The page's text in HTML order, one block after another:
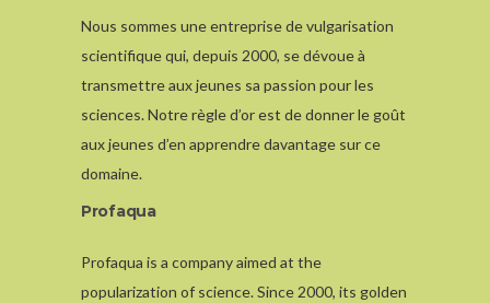
Nous sommes une entreprise de vulgarisation
scientifique qui, depuis 2000, se dévoue à
transmettre aux jeunes sa passion pour les
sciences. Notre règle d’or est de donner le goût
aux jeunes d’en apprendre davantage sur ce
domaine.
Profaqua
Profaqua is a company aimed at the
popularization of science. Since 2000, its golden